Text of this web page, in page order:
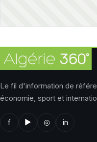
Le fil d'information de
économie, sport et
f ▶ ◎ in